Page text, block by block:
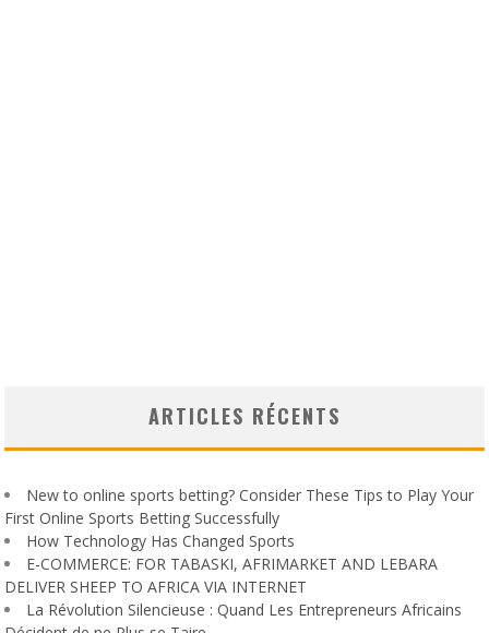
ARTICLES RÉCENTS
New to online sports betting? Consider These Tips to Play Your
First Online Sports Betting Successfully
How Technology Has Changed Sports
E-COMMERCE: FOR TABASKI, AFRIMARKET AND LEBARA
DELIVER SHEEP TO AFRICA VIA INTERNET
La Révolution Silencieuse : Quand Les Entrepreneurs Africains